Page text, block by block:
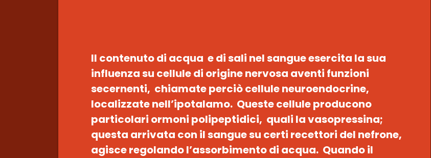
Il contenuto di acqua e di sali nel sangue esercita la sua
influenza su cellule di origine nervosa aventi funzioni
secernenti, chiamate perciò cellule neuroendocrine,
localizzate nell’ipotalamo. Queste cellule producono
particolari ormoni polipeptidici, quali la vasopressina;
questa arrivata con il sangue su certi recettori del nefrone,
agisce regolando l’assorbimento di acqua. Quando il